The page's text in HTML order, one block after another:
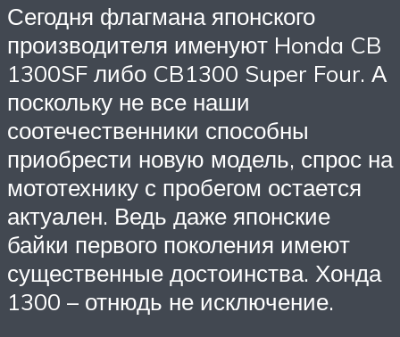
Сегодня флагмана японского
производителя именуют Honda CB
1300SF либо CB1300 Super Four. А
поскольку не все наши
соотечественники способны
приобрести новую модель, спрос на
мототехнику с пробегом остается
актуален. Ведь даже японские
байки первого поколения имеют
существенные достоинства. Хонда
1300 – отнюдь не исключение.